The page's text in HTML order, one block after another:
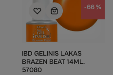
-66 %
IBD GELINIS LAKAS
BRAZEN BEAT 14ML.
57080